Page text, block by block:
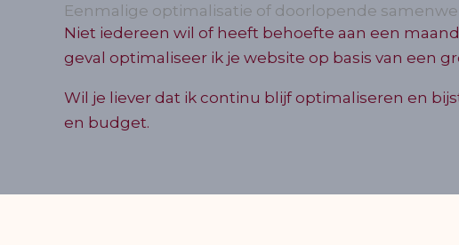
Eenmalige optimalisatie of doorlopende
Niet iedereen wil of heeft behoefte aan een
geval optimaliseer ik je website op basis van een
Wil je liever dat ik continu blijf optimaliseren en
en budget.